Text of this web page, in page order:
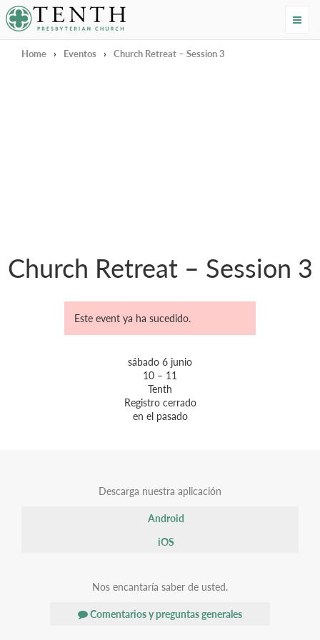
Tenth Presbyterian Church
Home › Eventos › Church Retreat – Session 3
Church Retreat – Session 3
Este event ya ha sucedido.
sábado 6 junio
10 – 11
Tenth
Registro cerrado
en el pasado
Descarga nuestra aplicación
Android
iOS
Nos encantaría saber de usted.
Comentarios y preguntas generales